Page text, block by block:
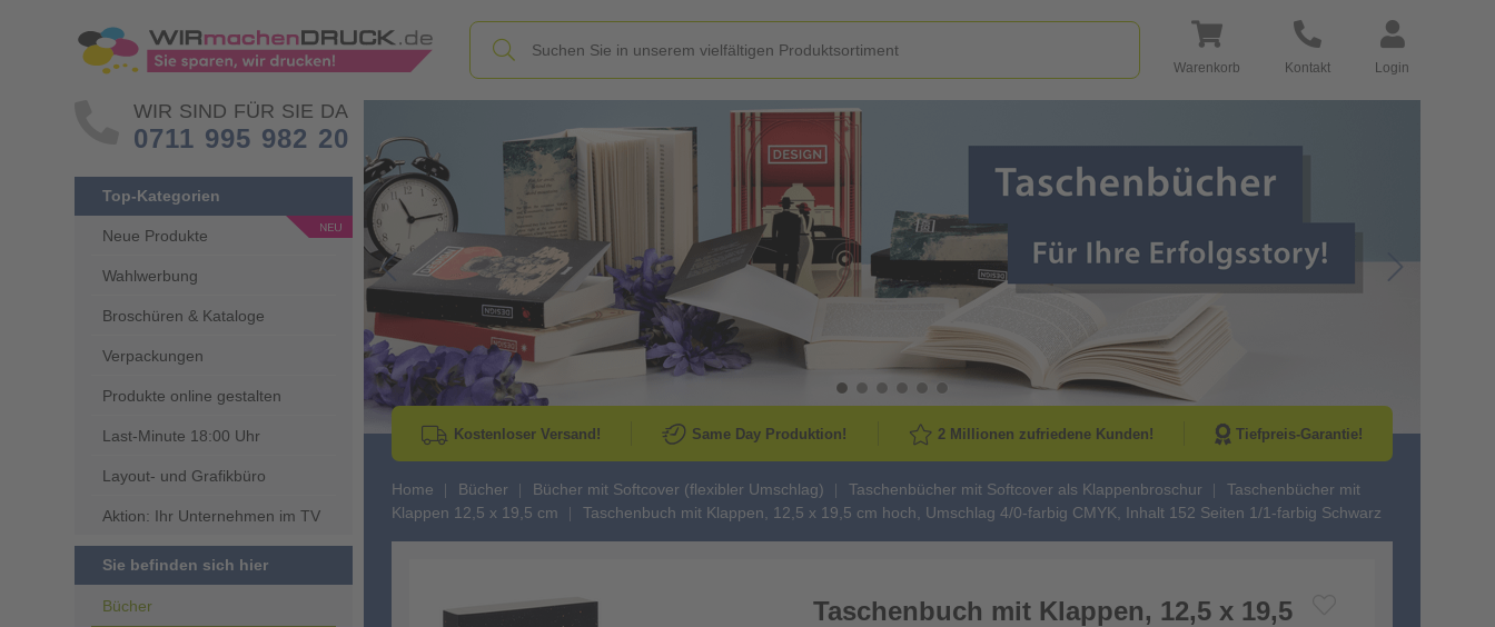
Warenkorb Kontakt Login
WIR SIND FÜR SIE DA
0711 995 982 20
Top-Kategorien
Neue Produkte
Wahlwerbung
Broschüren & Kataloge
Verpackungen
Produkte online gestalten
Last-Minute 18:00 Uhr
Layout- und Grafikbüro
Aktion: Ihr Unternehmen im TV
Sie befinden sich hier
Bücher
Go to Previous Slide Go to Next
Kostenloser Versand! Same Day Produktion! 2 Millionen zufriedene Kunden! Tiefpreis-Garantie!
Home Bücher Bücher mit Softcover (flexibler Umschlag) Taschenbücher mit Softcover als Klappenbroschur
Taschenbücher mit
Klappen 12,5 x 19,5 cm
Taschenbuch mit Klappen, 12,5 x 19,5 cm hoch, Umschlag 4/0-farbig CMYK, Inhalt 152 Seiten 1/1-farbig Schwarz
Taschenbuch mit Klappen, 12,5 x 19,5